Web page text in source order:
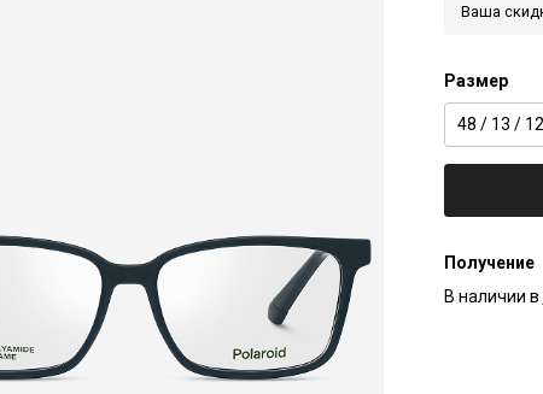
Ваша
Размер
48 / 13 /
Получение
В наличии в